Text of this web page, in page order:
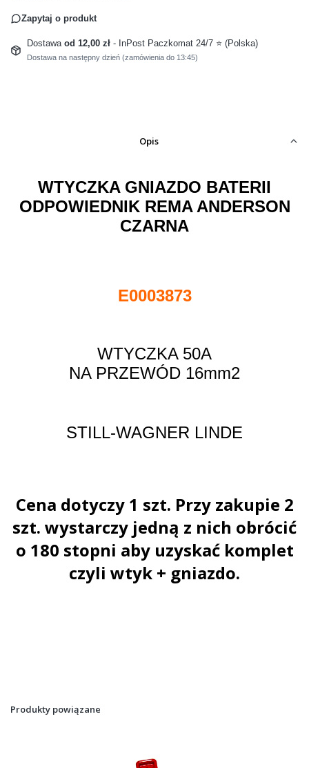
Zapytaj o produkt
Dostawa od 12,00 zł - InPost Paczkomat 24/7 ⭐ (Polska)
Dostawa na następny dzień (zamówienia do 13:45)
Opis
WTYCZKA GNIAZDO BATERII
ODPOWIEDNIK REMA ANDERSON
CZARNA
E0003873
WTYCZKA 50A
NA PRZEWÓD 16mm2
STILL-WAGNER LINDE
Cena dotyczy 1 szt. Przy zakupie 2
szt. wystarczy jedną z nich obrócić
o 180 stopni aby uzyskać komplet
czyli wtyk + gniazdo.
Produkty powiązane